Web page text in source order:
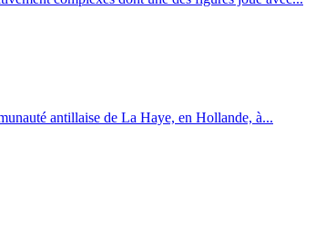
antillaise de La Haye, en Hollande, à...